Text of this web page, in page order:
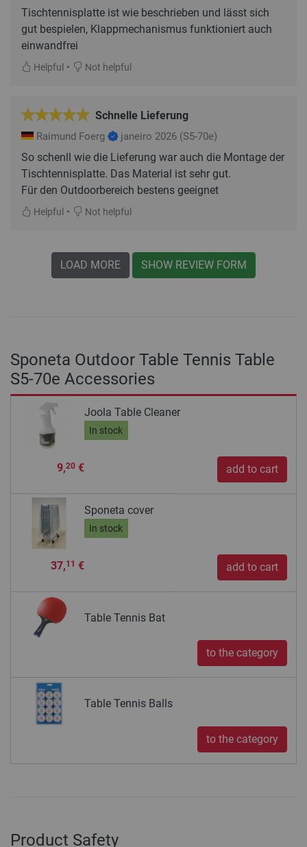
Tischtennisplatte ist wie beschrieben und lässt sich
gut bespielen, Klappmechanismus funktioniert auch
einwandfrei
Helpful • Not helpful
Schnelle Lieferung
Raimund Foerg janeiro 2026 (S5-70e)
So schenll wie die Lieferung war auch die Montage der
Tischtennisplatte. Das Material ist sehr gut.
Für den Outdoorbereich bestens geeignet
Helpful • Not helpful
LOAD MORE SHOW REVIEW FORM
Sponeta Outdoor Table Tennis Table
S5-70e Accessories
Joola Table Cleaner
In stock
9,20€ add to cart
Sponeta cover
In stock
37,11 € add to cart
Table Tennis Bat
to the category
Table Tennis Balls
to the category
Product Safety